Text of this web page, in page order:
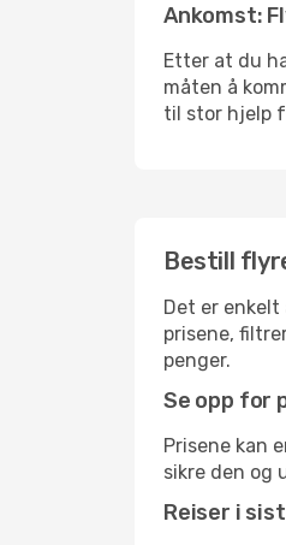
Ankomst:
Etter at du
måten å
til stor hjelp
Bestill
Det er enkelt
prisene,
penger.
Se opp for
Prisene kan
sikre den og
Reiser i